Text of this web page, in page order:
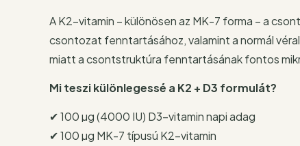
A K2-vitamin – különösen az MK-7 forma – a
csontozat fenntartásához, valamint a normál
miatt a csontstruktúra fenntartásának fontos
Mi teszi különlegessé a K2 + D3 formulát?
✔ 100 µg (4000 IU) D3-vitamin napi adag
✔ 100 µg MK-7 típusú K2-vitamin